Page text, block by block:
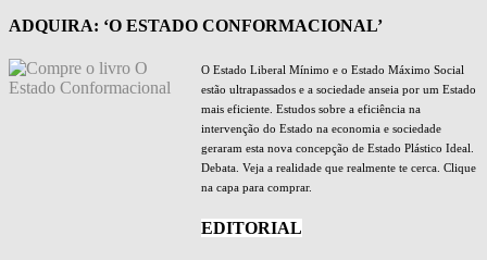
ADQUIRA: ‘O ESTADO CONFORMACIONAL’
O Estado Liberal Mínimo e o Estado Máximo Social
estão ultrapassados e a sociedade anseia por um Estado
mais eficiente. Estudos sobre a eficiência na
intervenção do Estado na economia e sociedade
geraram esta nova concepção de Estado Plástico Ideal.
Debata. Veja a realidade que realmente te cerca. Clique
na capa para comprar.
EDITORIAL